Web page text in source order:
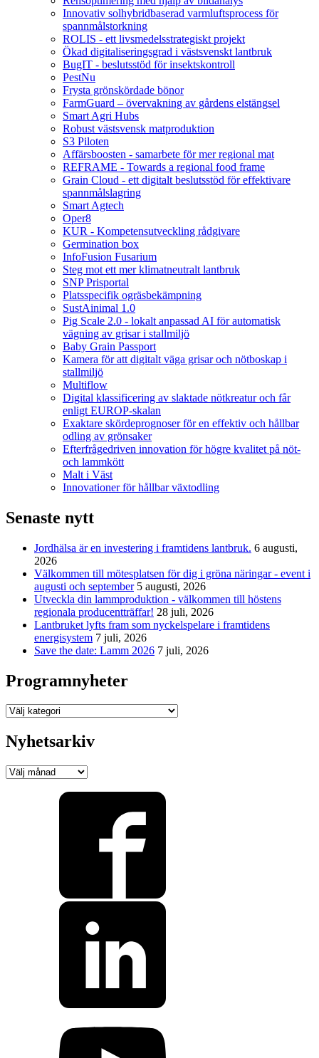
Innovativ solhybridbaserad varmluftsprocess för
spannmålstorkning
ROLIS - ett livsmedelsstrategiskt projekt
Ökad digitaliseringsgrad i västsvenskt lantbruk
BugIT - beslutsstöd för insektskontroll
PestNu
Frysta grönskördade bönor
FarmGuard – övervakning av gårdens elstängsel
Smart Agri Hubs
Robust västsvensk matproduktion
S3 Piloten
Affärsboosten - samarbete för mer regional mat
REFRAME - Towards a regional food frame
Grain Cloud - ett digitalt beslutsstöd för effektivare
spannmålslagring
Smart Agtech
Oper8
KUR - Kompetensutveckling rådgivare
Germination box
InfoFusion Fusarium
Steg mot ett mer klimatneutralt lantbruk
SNP Prisportal
Platsspecifik ogräsbekämpning
SustAinimal 1.0
Pig Scale 2.0 - lokalt anpassad AI för automatisk
vägning av grisar i stallmiljö
Baby Grain Passport
Kamera för att digitalt väga grisar och nötboskap i
stallmiljö
Multiflow
Digital klassificering av slaktade nötkreatur och får
enligt EUROP-skalan
Exaktare skördeprognoser för en effektiv och hållbar
odling av grönsaker
Efterfrågedriven innovation för högre kvalitet på nöt-
och lammkött
Malt i Väst
Innovationer för hållbar växtodling
Senaste nytt
Jordhälsa är en investering i framtidens lantbruk. 6 augusti,
2026
Välkommen till mötesplatsen för dig i gröna näringar - event i
augusti och september 5 augusti, 2026
Utveckla din lammproduktion - välkommen till höstens
regionala producentträffar! 28 juli, 2026
Lantbruket lyfts fram som nyckelspelare i framtidens
energisystem 7 juli, 2026
Save the date: Lamm 2026 7 juli, 2026
Programnyheter
Programnyheter
Nyhetsarkiv
Nyhetsarkiv